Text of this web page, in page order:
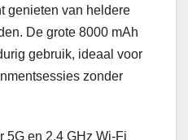
genieten van heldere
De grote 8000 mAh
gebruik, ideaal voor
zonder
5G en 2,4 GHz Wi-Fi